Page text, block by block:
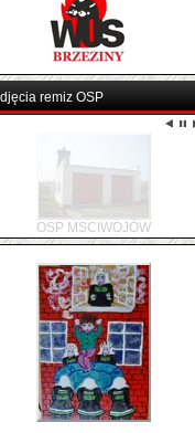
remiz OSP
OSP BARCINEK